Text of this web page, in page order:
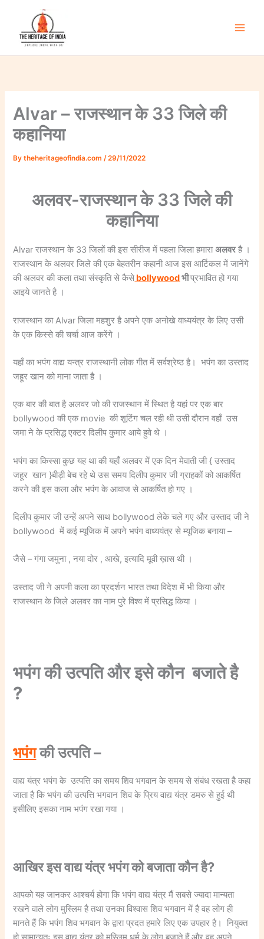
content
Alvar – राजस्थान के 33 जिले की
कहानिया
Bytheheritageofindia.com/29/11/2022
अलवर-राजस्थान के 33 जिले की
कहानिया
Alvar राजस्थान के 33 जिलों की इस सीरीज में पहला जिला हमाराअलवरहै ।
राजस्थान के अलवर जिले की एक बेहतरीन कहानी आज इस आर्टिकल में जानेंगे
की अलवर की कला तथा संस्कृति से कैसे bollywoodभीप्रभावित हो गया
आइये जानते है ।
राजस्थान का Alvar जिला महशुर है अपने एक अनोखे वाध्ययंत्र के लिए उसी
के एक किस्से की चर्चा आज करेंगे ।
यहाँ का भपंग वाद्य यन्त्र राजस्थानी लोक गीत में सर्वश्रेष्ठ है। भपंग का उस्ताद
जहूर खान को माना जाता है ।
एक बार की बात है अलवर जो की राजस्थान में स्थित है यहां पर एक बार
bollywood की एक movie की शूटिंग चल रही थी उसी दौरान वहाँ उस
जमा ने के प्रसिद्ध एक्टर दिलीप कुमार आये हुवे थे ।
भपंग का किस्सा कुछ यह था की यहाँ अलवर में एक दिन मेवाती जी { उस्ताद
जहूर खान }बीड़ी बेच रहे थे उस समय दिलीप कुमार जी ग्राहकों को आकर्षित
करने की इस कला और भपंग के आवाज से आकर्षित हो गए ।
दिलीप कुमार जी उन्हें अपने साथ bollywood लेके चले गए और उस्ताद जी ने
bollywood में कई म्यूजिक में अपने भपंग वाध्ययंत्र से म्यूजिक बनाया –
जैसे – गंगा जमुना , नया दोर , आखे, इत्यादि मूवी ख़ास थी ।
उस्ताद जी ने अपनी कला का प्रदर्शन भारत तथा विदेश में भी किया और
राजस्थान के जिले अलवर का नाम पुरे विश्व में प्रसिद्ध किया ।
भपंग की उत्पति और इसे कौन बजाते है
?
भपंगकी उत्पति –
वाद्य यंत्र भपंग के उत्पत्ति का समय शिव भगवान के समय से संबंध रखता है कहा
जाता है कि भपंग की उत्पत्ति भगवान शिव के प्रिय वाद्य यंत्र डमरु से हुई थी
इसीलिए इसका नाम भपंग रखा गया ।
आखिर इस वाद्य यंत्र भपंग को बजाता कौन है?
आपको यह जानकर आश्चर्य होगा कि भपंग वाद्य यंत्र मैं सबसे ज्यादा मान्यता
रखने वाले लोग मुस्लिम है तथा उनका विश्वास शिव भगवान में है वह लोग ही
मानते हैं कि भपंग शिव भगवान के द्वारा प्रदत हमारे लिए एक उपहार है। नियुक्त